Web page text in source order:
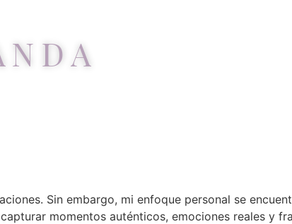
Sin embargo, mi enfoque personal se
momentos auténticos, emociones reales y